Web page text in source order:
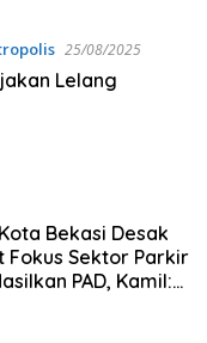
25/08/2025
Lelang
Bekasi Desak
Fokus Sektor Parkir
PAD, Kamil: